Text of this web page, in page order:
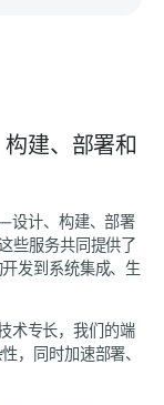
建、部署和
设计、构建、部署
些服务共同提供了
发到系统集成、生
术专长，我们的端
，同时加速部署、